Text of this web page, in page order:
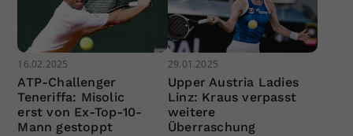
16.02.2025
ATP-Challenger
Teneriffa: Misolic
erst von Ex-Top-10-
Mann gestoppt
29.01.2025
Upper Austria Ladies
Linz: Kraus verpasst
weitere
Überraschung